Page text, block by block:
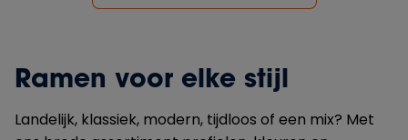
Ramen voor elke stijl
Landelijk, klassiek, modern, tijdloos of een mix? Met